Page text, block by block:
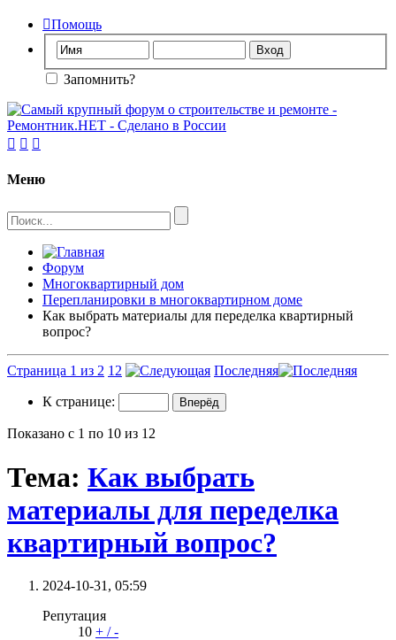
Помощь
Запомнить?
  
Меню
Форум
Многоквартирный дом
Перепланировки в многоквартирном доме
Как выбрать материалы для переделка квартирный
вопрос?
Страница 1 из 2 1 2 Последняя
К странице:
Показано с 1 по 10 из 12
Тема: Как выбрать
материалы для переделка
квартирный вопрос?
2024-10-31, 05:59
Репутация
10 + /-